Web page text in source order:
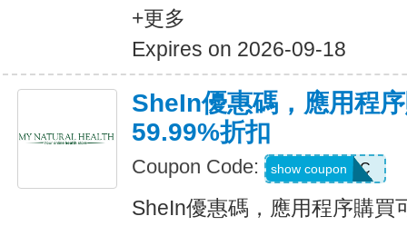
+更多
Expires on 2026-09-18
SheIn優惠碼，應用程
59.99%折扣
Coupon Code: MTFK4CC
show coupon
SheIn優惠碼，應用程序購買